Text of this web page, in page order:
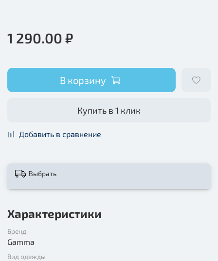
1 290.00 ₽
В корзину
Купить в 1 клик
Добавить в сравнение
Выбрать
Характеристики
Бренд
Gamma
Вид одежды